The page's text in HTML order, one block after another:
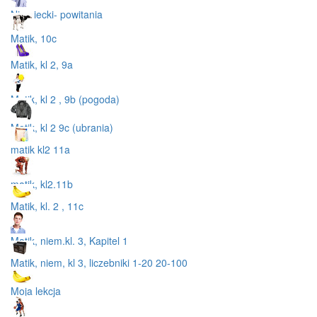
Niemiecki- powitania
Matik, 10c
Matik, kl 2, 9a
Matik, kl 2 , 9b (pogoda)
Matik, kl 2 9c (ubrania)
matik kl2 11a
matik, kl2.11b
Matik, kl. 2 , 11c
Matik, niem.kl. 3, Kapitel 1
Matik, niem, kl 3, liczebniki 1-20 20-100
Moja lekcja